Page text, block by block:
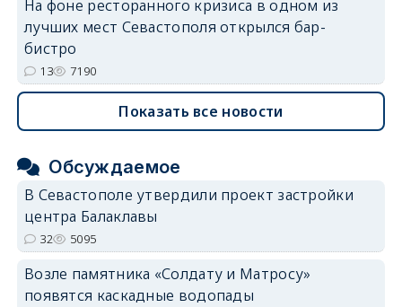
На фоне ресторанного кризиса в одном из
лучших мест Севастополя открылся бар-
бистро
13 7190
Показать все новости
Обсуждаемое
В Севастополе утвердили проект застройки
центра Балаклавы
32 5095
Возле памятника «Солдату и Матросу»
появятся каскадные водопады